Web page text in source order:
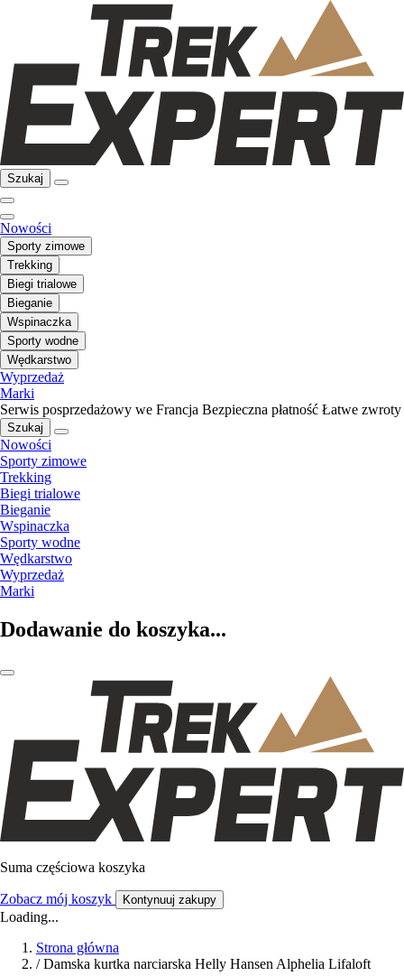
Szukaj
Nowości
Sporty zimowe
Trekking
Biegi trialowe
Bieganie
Wspinaczka
Sporty wodne
Wędkarstwo
Wyprzedaż
Marki
Serwis posprzedażowy we Francja Bezpieczna płatność Łatwe zwroty
Szukaj
Nowości
Sporty zimowe
Trekking
Biegi trialowe
Bieganie
Wspinaczka
Sporty wodne
Wędkarstwo
Wyprzedaż
Marki
Dodawanie do koszyka...
Suma częściowa koszyka
Zobacz mój koszyk Kontynuuj zakupy
Loading...
Strona główna
/ Damska kurtka narciarska Helly Hansen Alphelia Lifaloft